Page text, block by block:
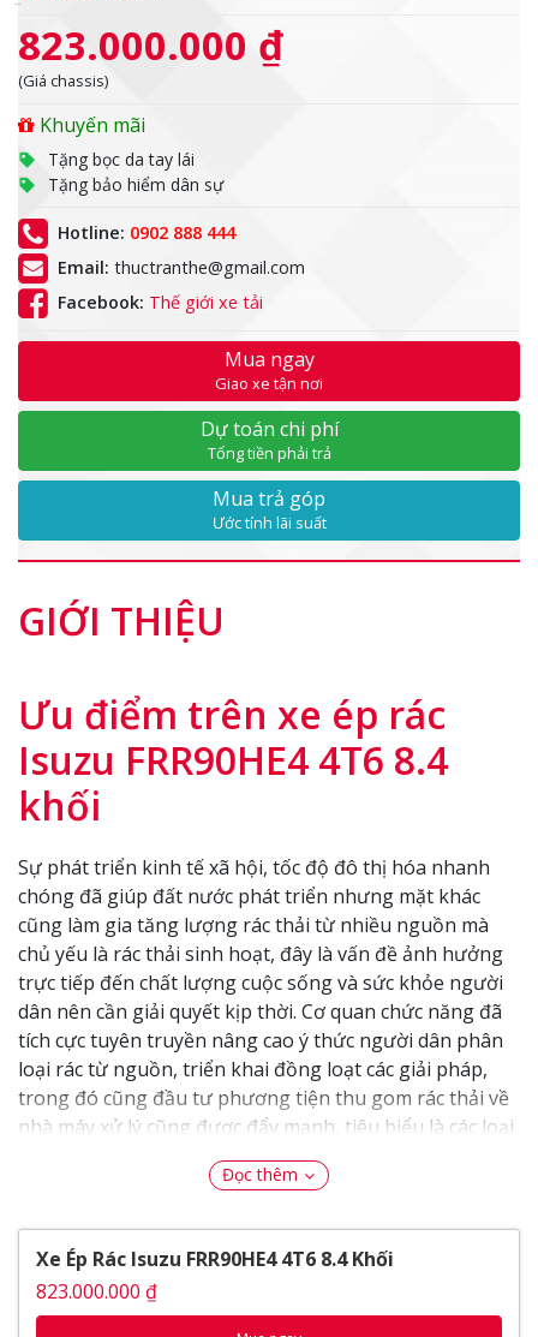
823.000.000 ₫
(Giá chassis)
Khuyến mãi
Tặng bọc da tay lái
Tặng bảo hiểm dân sự
Hotline: 0902 888 444
Email: thuctranthe@gmail.com
Facebook: Thế giới xe tải
Mua ngay
Giao xe tận nơi
Dự toán chi phí
Tổng tiền phải trả
Mua trả góp
Ước tính lãi suất
GIỚI THIỆU
Ưu điểm trên xe ép rác
Isuzu FRR90HE4 4T6 8.4
khối
Sự phát triển kinh tế xã hội, tốc độ đô thị hóa nhanh
chóng đã giúp đất nước phát triển nhưng mặt khác
cũng làm gia tăng lượng rác thải từ nhiều nguồn mà
chủ yếu là rác thải sinh hoạt, đây là vấn đề ảnh hưởng
trực tiếp đến chất lượng cuộc sống và sức khỏe người
dân nên cần giải quyết kịp thời. Cơ quan chức năng đã
tích cực tuyên truyền nâng cao ý thức người dân phân
loại rác từ nguồn, triển khai đồng loạt các giải pháp,
trong đó cũng đầu tư phương tiện thu gom rác thải về
nhà máy xử lý cũng được đẩy mạnh, tiêu biểu là các loại
xe chở rác và xe ép rác chuyên dụng.
Nhắc đến Isuzu chắc chắn khách hàng sẽ luôn có nhiều
thiện cảm bởi những sản phẩm từ Nhật luôn có chất
lượng và độ bền bỉ làm hài lòng mọi khách hàng, vì thế
khi khách hàng lựa chọn xe ép rác Isuzu chắc chắn
những ưu điểm của nó sẽ mang đến nhiều lợi ích cho
Đọc thêm
Xe Ép Rác Isuzu FRR90HE4 4T6 8.4 Khối
823.000.000 ₫